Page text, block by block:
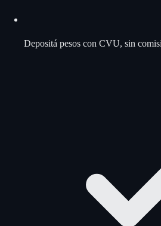
Depositá pesos con CVU, sin